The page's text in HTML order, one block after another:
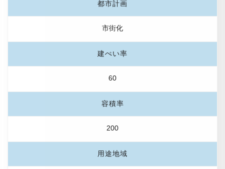
都市計画
市街化
建ぺい率
60
容積率
200
用途地域